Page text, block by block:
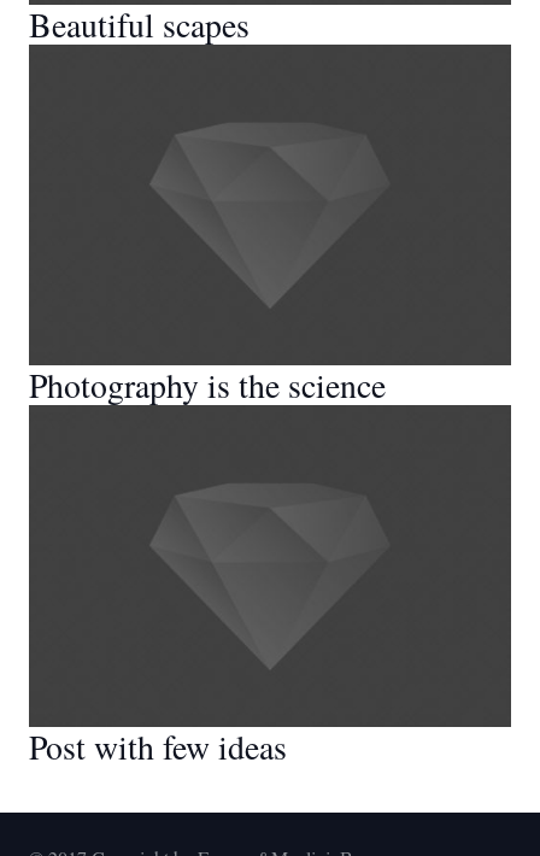
Beautiful scapes
Photography is the science
Post with few ideas